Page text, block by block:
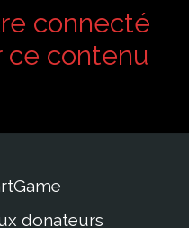
connecté
ce contenu
donateurs